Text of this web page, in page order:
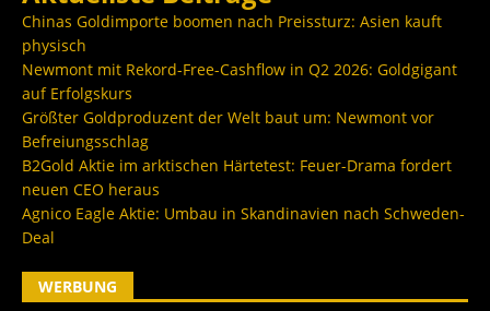
Chinas Goldimporte boomen nach Preissturz: Asien kauft
physisch
Newmont mit Rekord-Free-Cashflow in Q2 2026: Goldgigant
auf Erfolgskurs
Größter Goldproduzent der Welt baut um: Newmont vor
Befreiungsschlag
B2Gold Aktie im arktischen Härtetest: Feuer-Drama fordert
neuen CEO heraus
Agnico Eagle Aktie: Umbau in Skandinavien nach Schweden-
Deal
WERBUNG